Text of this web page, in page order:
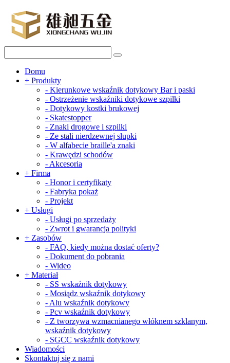
Domu
+ Produkty
- Kierunkowe wskaźnik dotykowy Bar i paski
- Ostrzeżenie wskaźniki dotykowe szpilki
- Dotykowy kostki brukowej
- Skatestopper
- Znaki drogowe i szpilki
- Ze stali nierdzewnej słupki
- W alfabecie braille'a znaki
- Krawędzi schodów
- Akcesoria
+ Firma
- Honor i certyfikaty
- Fabryka pokaż
- Projekt
+ Usługi
- Usługi po sprzedaży
- Zwrot i gwarancja polityki
+ Zasobów
- FAQ, kiedy można dostać oferty?
- Dokument do pobrania
- Wideo
+ Materiał
- SS wskaźnik dotykowy
- Mosiądz wskaźnik dotykowy
- Alu wskaźnik dotykowy
- Pcv wskaźnik dotykowy
- Z tworzywa wzmacnianego włóknem szklanym,
wskaźnik dotykowy
- SGCC wskaźnik dotykowy
Wiadomości
Skontaktuj się z nami